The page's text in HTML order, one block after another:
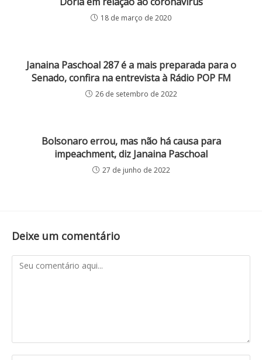
18 de março de 2020
Janaina Paschoal 287 é a mais preparada para o
Senado, confira na entrevista à Rádio POP FM
26 de setembro de 2022
Bolsonaro errou, mas não há causa para
impeachment, diz Janaina Paschoal
27 de junho de 2022
Deixe um comentário